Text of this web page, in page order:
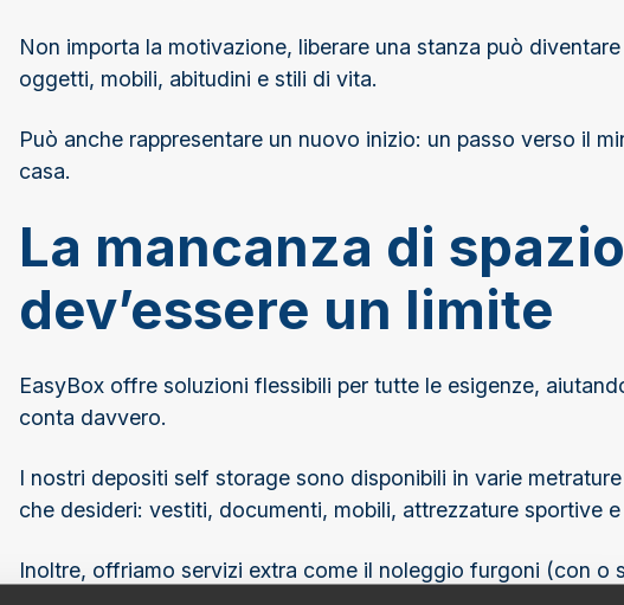
Non importa la motivazione, liberare una stanza può
oggetti, mobili, abitudini e stili di vita.
Può anche rappresentare un nuovo inizio: un passo verso il
casa.
La mancanza di
dev’essere un limite
EasyBox offre soluzioni flessibili per tutte le esigenze,
conta davvero.
I nostri depositi self storage sono disponibili in varie
che desideri: vestiti, documenti, mobili, attrezzature sportive
Inoltre, offriamo servizi extra come il noleggio furgoni (con o